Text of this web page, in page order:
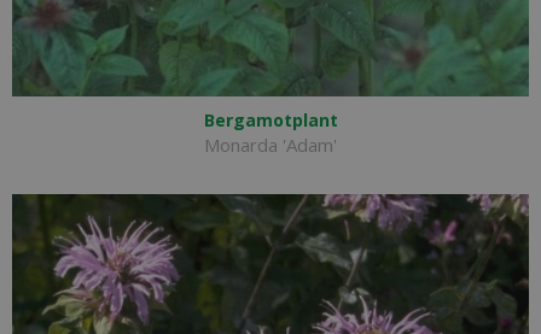
Bergamotplant
Monarda 'Adam'